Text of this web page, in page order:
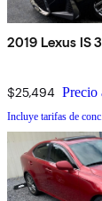
2019 Lexus IS
$25,494 Precio
Incluye tarifas de conc.